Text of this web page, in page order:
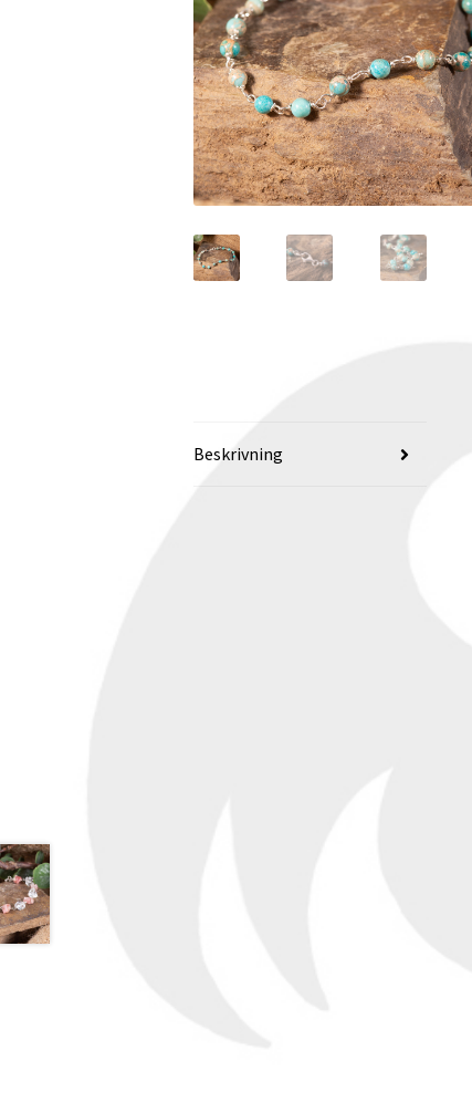
Beskrivning